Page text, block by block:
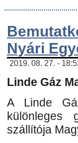
Nyári
2019. 08. 27. -
Linde Gáz
A Linde
különleges
szállítója